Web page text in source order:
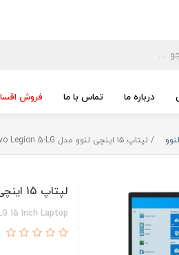
درباره ما تماس با ما فروش
لپتاپ ۱۵ اینچی لنوو مدل Lenovo Legion 5-LG
لپتاپ ۱۵ اینچی لنوو مدل Lenovo Legion 5-LG
15 Inch Laptop